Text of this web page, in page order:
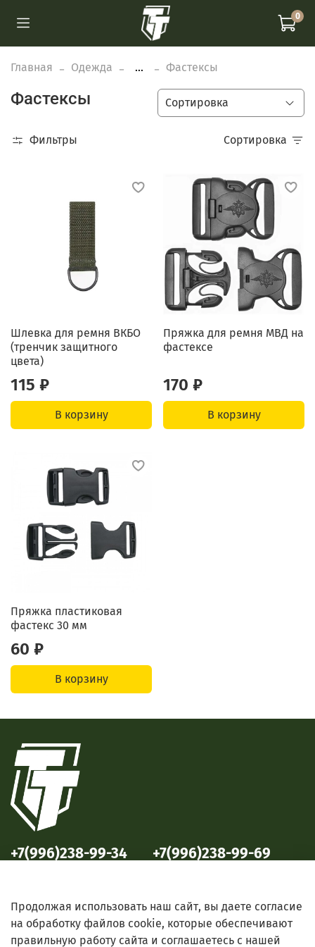
0
Главная Одежда ... Фастексы
Фастексы
Фильтры Сортировка
Шлевка для ремня ВКБО
(тренчик защитного
цвета)
115 ₽
В корзину
Пряжка для ремня МВД на
фастексе
170 ₽
В корзину
Пряжка пластиковая
фастекс 30 мм
60 ₽
В корзину
+7(996)238-99-34 +7(996)238-99-69
Продолжая использовать наш сайт, вы даете согласие
на обработку файлов cookie, которые обеспечивают
правильную работу сайта и соглашаетесь с нашей